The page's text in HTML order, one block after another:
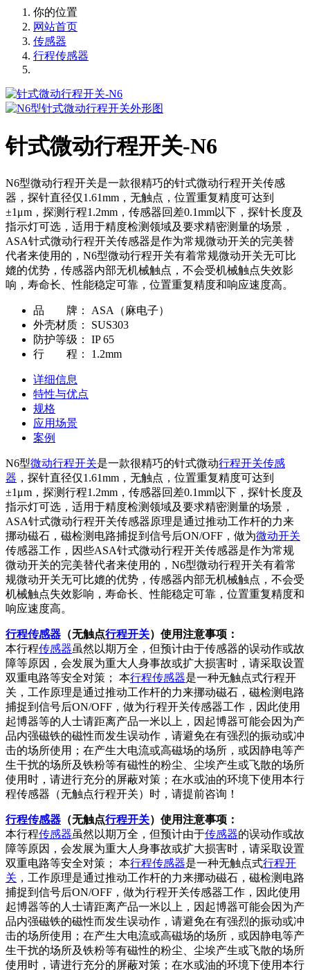
你的位置
网站首页
传感器
行程传感器
针式微动行程开关-N6
N6型微动行程开关是一款很精巧的针式微动行程开关传感
器，探针直径仅1.61mm，无触点，位置重复精度可达到
±1μm，探测行程1.2mm，传感器回差0.1mm以下，探针长度及
指示灯可选，适用于精度检测领域及要求精密测量的场景，
ASA针式微动行程开关传感器是作为常规微动开关的完美替
代者来使用的，N6型微动行程开关有着常规微动开关无可比
媲的优势，传感器内部无机械触点，不会受机械触点失效影
响，寿命长、性能稳定可靠，位置重复精度和响应速度高。
品 牌：
ASA（麻电子）
外壳材质：
SUS303
防护等级：
IP 65
行 程：
1.2mm
详细信息
特性与优点
规格
应用场景
案例
N6型微动行程开关是一款很精巧的针式微动行程开关传感
器 ，探针直径仅1.61mm，无触点，位置重复精度可达到
±1μm，探测行程1.2mm，传感器回差0.1mm以下，探针长度及
指示灯可选，适用于精度检测领域及要求精密测量的场景，
ASA针式微动行程开关传感器原理是通过推动工作杆的力来
挪动磁石，磁检测电路捕捉到信号后ON/OFF，做为微动开关
传感器工作，因些ASA针式微动行程开关传感器是作为常规
微动开关的完美替代者来使用的，N6型微动行程开关有着常
规微动开关无可比媲的优势，传感器内部无机械触点，不会受
机械触点失效影响，寿命长、性能稳定可靠，位置重复精度和
响应速度高。
行程传感器 （无触点行程开关）使用注意事项：
本行程传感器虽然以期万全，但预计由于传感器的误动作或故
障等原因，会发展为重大人身事故或扩大损害时，请采取设置
双重电路等安全对策； 本行程传感器是一种无触点式行程开
关，工作原理是通过推动工作杆的力来挪动磁石，磁检测电路
捕捉到信号后ON/OFF，做为行程开关传感器工作，因此使用
起博器等的人士请距离产品一米以上，因起博器可能会因为产
品内强磁铁的磁性而发生误动作，请避免在有强烈的振动或冲
击的场所使用；在产生大电流或高磁场的场所，或因静电等产
生干扰的场所及铁粉等有磁性的粉尘、尘埃产生或飞散的场所
使用时，请进行充分的屏蔽对策；在水或油的环境下使用本行
程传感器（无触点行程开关）时，请提前咨询！
行程传感器 （无触点行程开关）使用注意事项：
本行程传感器虽然以期万全，但预计由于传感器的误动作或故
障等原因，会发展为重大人身事故或扩大损害时，请采取设置
双重电路等安全对策； 本行程传感器是一种无触点式行程开
关 ，工作原理是通过推动工作杆的力来挪动磁石，磁检测电路
捕捉到信号后ON/OFF，做为行程开关传感器工作，因此使用
起博器等的人士请距离产品一米以上，因起博器可能会因为产
品内强磁铁的磁性而发生误动作，请避免在有强烈的振动或冲
击的场所使用；在产生大电流或高磁场的场所，或因静电等产
生干扰的场所及铁粉等有磁性的粉尘、尘埃产生或飞散的场所
使用时，请进行充分的屏蔽对策；在水或油的环境下使用本行